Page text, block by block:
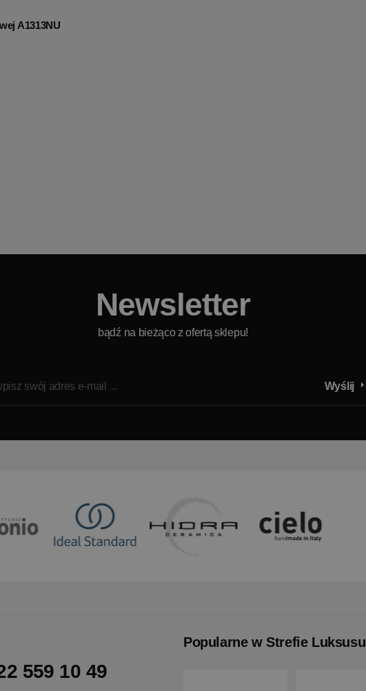
A1313NU
Newsletter
bądź na bieżąco z ofertą sklepu!
Wyślij
Popularne w Strefie Luksusu
559 10 49